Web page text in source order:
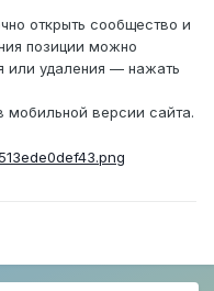
открыть сообщество и
позиции можно
или удаления — нажать
мобильной версии сайта.